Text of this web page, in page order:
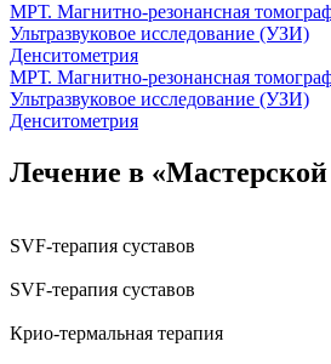
МРТ. Магнитно-резонансная
Ультразвуковое исследование (УЗИ)
Денситометрия
МРТ. Магнитно-резонансная
Ультразвуковое исследование (УЗИ)
Денситометрия
Лечение в «Мастерской
SVF-терапия суставов
SVF-терапия суставов
Крио-термальная терапия